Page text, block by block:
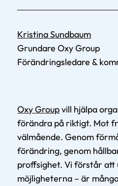
Kristina Sundbaum
Grundare Oxy Group
Förändringsledare &
Oxy Groupvill hjälpa
förändra på riktigt. Mot
välmående. Genom
förändring, genom
proffsighet. Vi förstår att
möjligheterna – är